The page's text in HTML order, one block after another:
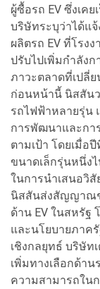
ผู้ซื้อรถ EV ซึ่งเค
บริษัทระบุว่าได้แ
ผลิตรถ EV ที่โรง
ปรับไปเพิ่มกำลัง
ภาวะตลาดที่เปลี่ย
ก่อนหน้านี้ นิสสัน
รถไฟฟ้าหลายรุ่น
การพัฒนาและกา
ตามเป้า โดยเมื่อ
ขนาดเล็กรุ่นหนึ่ง
ในการนำเสนอวิ
นิสสันส่งสัญญาณ
ด้าน EV ในสหรัฐ
และนโยบายภาค
เชิงกลยุทธ์ บริษั
เพิ่มทางเลือกด้าน
ความสามารถใน